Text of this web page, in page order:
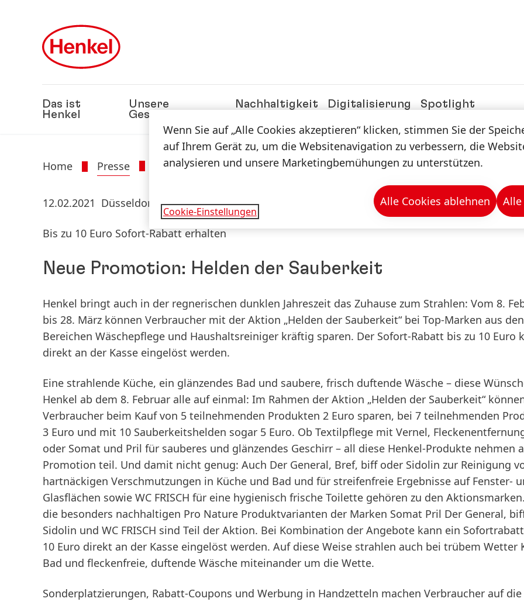
Das ist
Henkel
Unsere
Geschäfte
Nachhaltigkeit Digitalisierung
Spotlight
Home Presse Presseinformationen & -mappen
12.02.2021 Düsseldorf
Bis zu 10 Euro Sofort-Rabatt erhalten
Neue Promotion: Helden der Sauberkeit
Henkel bringt auch in der regnerischen dunklen Jahreszeit das Zuhause zum Strahlen: Vom 8.
bis 28. März können Verbraucher mit der Aktion „Helden der Sauberkeit“ bei Top-Marken aus den
Bereichen Wäsche­pflege und Haushalts­reiniger kräftig sparen. Der Sofort-Rabatt bis zu 10 Euro
direkt an der Kasse eingelöst werden.
Eine strahlende Küche, ein glänzendes Bad und saubere, frisch duftende Wäsche – diese
Henkel ab dem 8. Februar alle auf einmal: Im Rahmen der Aktion „Helden der Sauberkeit“
Verbraucher beim Kauf von 5 teilnehmenden Produkten 2 Euro sparen, bei 7 teilnehmenden
3 Euro und mit 10 Sauberkeitshelden sogar 5 Euro. Ob Textilpflege mit Vernel,
oder Somat und Pril für sauberes und glänzendes Geschirr – all diese Henkel-Produkte nehmen
Promotion teil. Und damit nicht genug: Auch Der General, Bref, biff oder Sidolin zur Reinigung
hartnäckigen Verschmutzungen in Küche und Bad und für streifenfreie Ergebnisse auf Fenster-
Glasflächen sowie WC FRISCH für eine hygienisch frische Toilette gehören zu den
die besonders nachhaltigen Pro Nature Produktvarianten der Marken Somat Pril Der General,
Sidolin und WC FRISCH sind Teil der Aktion. Bei Kombination der Angebote kann ein
10 Euro direkt an der Kasse eingelöst werden. Auf diese Weise strahlen auch bei trübem Wetter
Bad und fleckenfreie, duftende Wäsche miteinander um die Wette.
Sonderplatzierungen, Rabatt-Coupons und Werbung in Handzetteln machen Verbraucher auf die
Wenn Sie auf „Alle Cookies akzeptieren“ klicken, stimmen Sie der
auf Ihrem Gerät zu, um die Websitenavigation zu verbessern, die
analysieren und unsere Marketingbemühungen zu unterstützen.
Cookie-Einstellungen
Alle Cookies ablehnen Alle